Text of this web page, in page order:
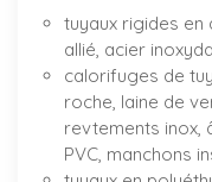
tuyaux rigides en
allié, acier
calorifuges de
roche, laine de
revtements inox,
PVC, manchons